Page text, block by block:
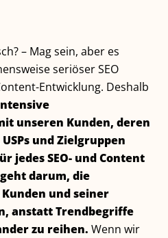
– Mag sein, aber es
seriöser SEO
Entwicklung. Deshalb
unseren Kunden, deren
und Zielgruppen
jedes SEO- und Content
geht darum, die
und seiner
anstatt Trendbegriffe
zu reihen. Wenn wir